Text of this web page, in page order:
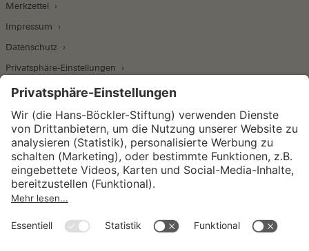
Merkzettel
Impressum
Datenschutz
Privatsphäre-Einstellungen
Wirtschafts- und Sozialwissenschaftliches Institut
Institut für Makroökonomie und
Konjunkturforschung